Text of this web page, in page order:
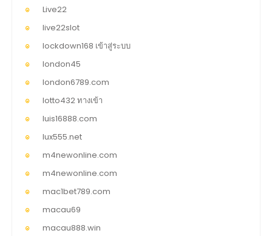
Live22
live22slot
lockdown168 เข้าสู่ระบบ
london45
london6789.com
lotto432 ทางเข้า
luis16888.com
lux555.net
m4newonline.com
m4newonline.com
mac1bet789.com
macau69
macau888.win